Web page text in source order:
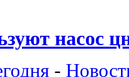
насос
-